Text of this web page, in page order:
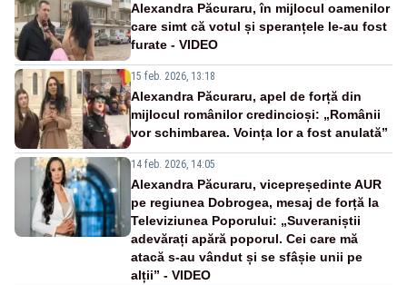
Alexandra Păcuraru, în mijlocul oamenilor
care simt că votul și speranțele le-au fost
furate - VIDEO
15 feb. 2026, 13:18
Alexandra Păcuraru, apel de forță din
mijlocul românilor credincioși: „Românii
vor schimbarea. Voința lor a fost anulată”
14 feb. 2026, 14:05
Alexandra Păcuraru, vicepreședinte AUR
pe regiunea Dobrogea, mesaj de forță la
Televiziunea Poporului: „Suveraniștii
adevărați apără poporul. Cei care mă
atacă s-au vândut și se sfâșie unii pe
alții” - VIDEO